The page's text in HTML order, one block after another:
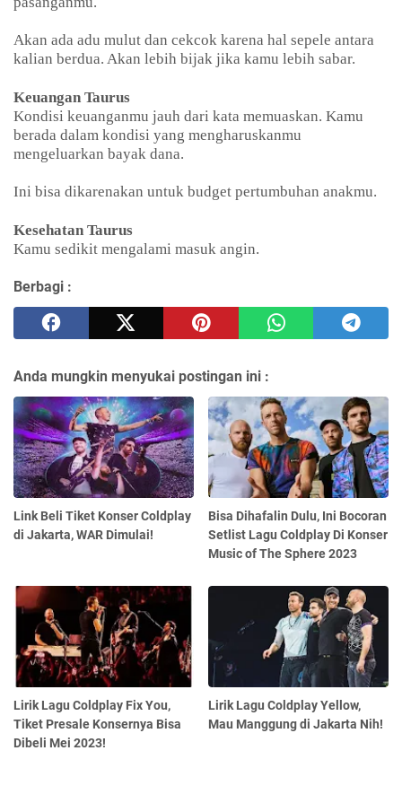
Akan ada adu mulut dan cekcok karena hal sepele antara
kalian berdua. Akan lebih bijak jika kamu lebih sabar.
Keuangan Taurus
Kondisi keuanganmu jauh dari kata memuaskan. Kamu
berada dalam kondisi yang mengharuskanmu
mengeluarkan bayak dana.
Ini bisa dikarenakan untuk budget pertumbuhan anakmu.
Kesehatan Taurus
Kamu sedikit mengalami masuk angin.
Berbagi :
Anda mungkin menyukai postingan ini :
Link Beli Tiket Konser Coldplay
di Jakarta, WAR Dimulai!
Bisa Dihafalin Dulu, Ini Bocoran
Setlist Lagu Coldplay Di Konser
Music of The Sphere 2023
Lirik Lagu Coldplay Fix You,
Tiket Presale Konsernya Bisa
Dibeli Mei 2023!
Lirik Lagu Coldplay Yellow,
Mau Manggung di Jakarta Nih!